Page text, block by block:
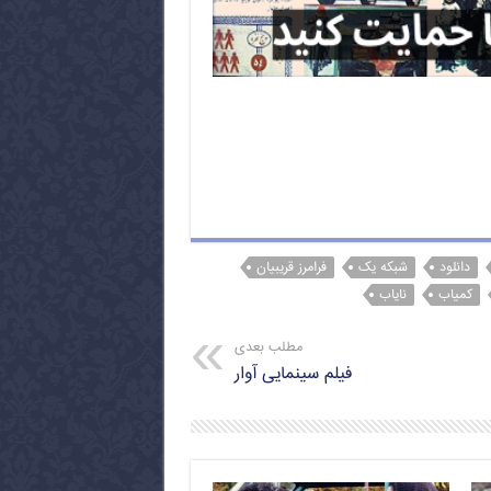
دانلود شبکه یک
فرامرز قریبیان
کمیاب نایاب
مطلب بعدی
فیلم سینمایی آوار